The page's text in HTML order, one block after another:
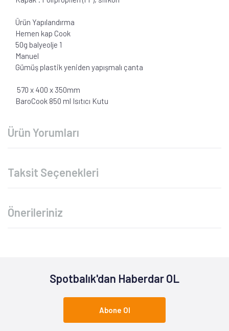
Ürün Yapılandırma
Hemen kap Cook
50g balyeolje 1
Manuel
Gümüş plastik yeniden yapışmalı çanta
570 x 400 x 350mm
BaroCook 850 ml Isıtıcı Kutu
Ürün Yorumları
Taksit Seçenekleri
Önerileriniz
Spotbalık'dan Haberdar OL
Abone Ol